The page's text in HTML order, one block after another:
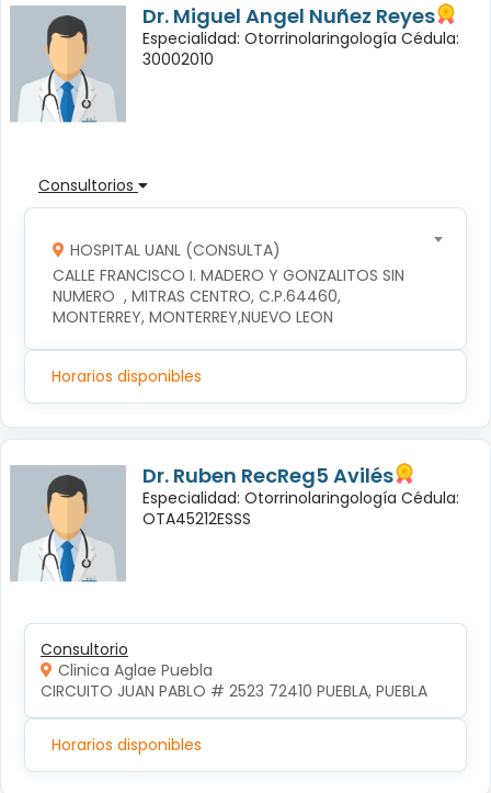
Dr. Miguel Angel Nuñez Reyes
Especialidad: Otorrinolaringología Cédula:
30002010
Consultorios
HOSPITAL UANL (CONSULTA)
CALLE FRANCISCO I. MADERO Y GONZALITOS SIN
NUMERO  , MITRAS CENTRO, C.P.64460,
MONTERREY, MONTERREY,NUEVO LEON
Horarios disponibles
Dr. Ruben RecReg5 Avilés
Especialidad: Otorrinolaringología Cédula:
OTA45212ESSS
Consultorio
Clinica Aglae Puebla
CIRCUITO JUAN PABLO # 2523 72410 PUEBLA, PUEBLA
Horarios disponibles